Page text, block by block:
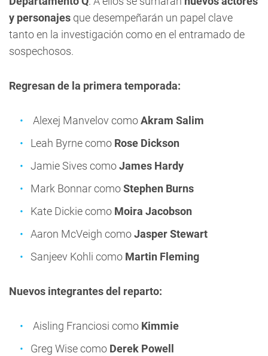
y personajes que desempeñarán un papel clave
tanto en la investigación como en el entramado de
sospechosos.
Regresan de la primera temporada:
Alexej Manvelov comoAkram Salim
Leah Byrne como Rose Dickson
Jamie Sives comoJames Hardy
Mark Bonnar comoStephen Burns
Kate Dickie como Moira Jacobson
Aaron McVeigh comoJasper Stewart
Sanjeev Kohli como Martin Fleming
Nuevos integrantes del reparto:
Aisling Franciosi como Kimmie
Greg Wise como Derek Powell